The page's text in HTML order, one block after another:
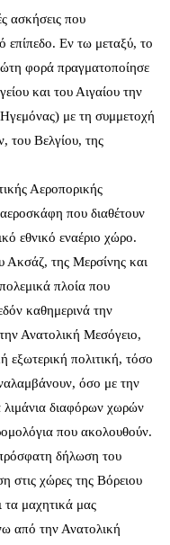
ασκήσεις που
επίπεδο. Εν τω μεταξύ, το
φορά πραγματοποίησε
και του Αιγαίου την
με τη συμμετοχή
του Βελγίου, της
Αεροπορικής
που διαθέτουν
εθνικό εναέριο χώρο.
Ακσάζ, της Μερσίνης και
πλοία που
καθημερινά την
Ανατολική Μεσόγειο,
εξωτερική πολιτική, τόσο
όσο με την
λιμάνια διαφόρων χωρών
που ακολουθούν.
δήλωση του
στις χώρες της Βόρειου
τα μαχητικά μας
από την Ανατολική